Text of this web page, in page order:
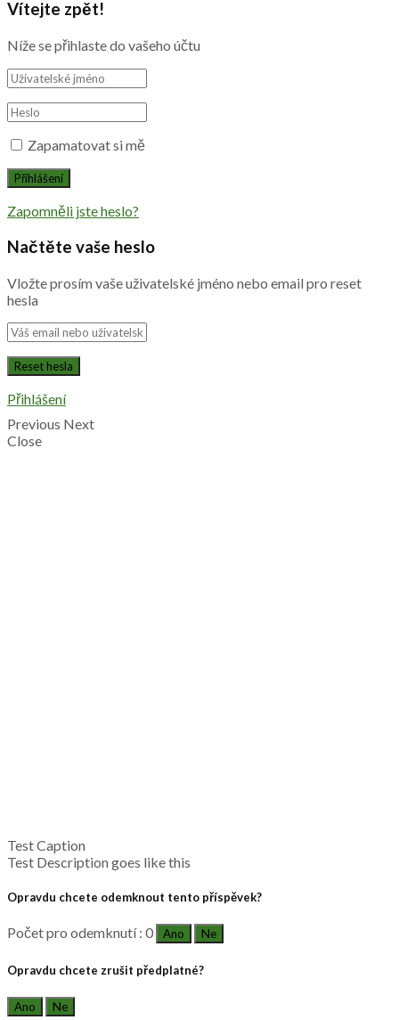
Vítejte zpět!
Níže se přihlaste do vašeho účtu
Zapamatovat si mě
Zapomněli jste heslo?
Načtěte vaše heslo
Vložte prosím vaše uživatelské jméno nebo email pro reset
hesla
Přihlášení
Previous Next
Close
Test Caption
Test Description goes like this
Opravdu chcete odemknout tento příspěvek?
Počet pro odemknutí : 0 Ano Ne
Opravdu chcete zrušit předplatné?
Ano Ne